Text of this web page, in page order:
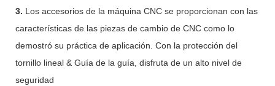
3. Los accesorios de la máquina CNC se proporcionan con las
características de las piezas de cambio de CNC como lo
demostró su práctica de aplicación. Con la protección del
tornillo lineal & Guía de la guía, disfruta de un alto nivel de
seguridad